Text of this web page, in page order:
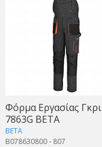
Φόρμα Εργασίας Γκρι
7863G BETA
BETA
B078630800 - 807